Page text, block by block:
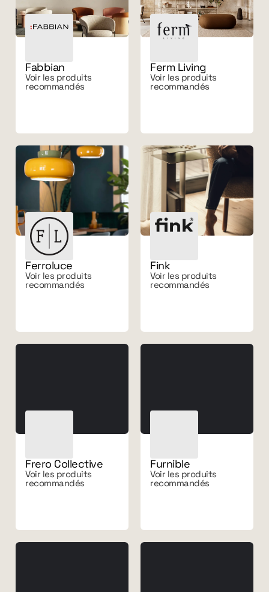
Fabbian
Voir les produits
recommandés
Ferm Living
Voir les produits
recommandés
Ferroluce
Voir les produits
recommandés
Fink
Voir les produits
recommandés
Frero Collective
Voir les produits
recommandés
Furnible
Voir les produits
recommandés